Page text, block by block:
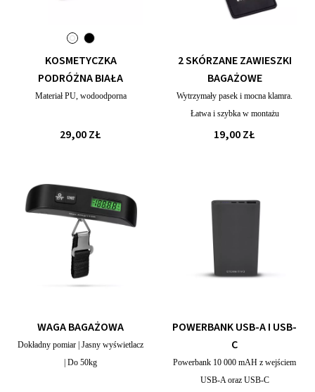
KOSMETYCZKA
PODRÓŻNA BIAŁA
Materiał PU, wodoodporna
29,00 ZŁ
2 SKÓRZANE ZAWIESZKI
BAGAŻOWE
Wytrzymały pasek i mocna klamra.
Łatwa i szybka w montażu
19,00 ZŁ
WAGA BAGAŻOWA
Dokładny pomiar | Jasny wyświetlacz
| Do 50kg
POWERBANK USB-A I USB-
C
Powerbank 10 000 mAH z wejściem
USB-A oraz USB-C